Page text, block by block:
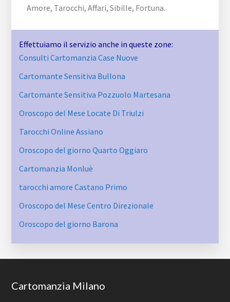
Amore, Tarocchi, Affari, Sibille, Fortuna.
Effettuiamo il servizio anche in queste zone:
Consulti Cartomanzia Case Nuove
Cartomante Sensitiva Bullona
Cartomante Sensitiva Pozzuolo Martesana
Oroscopo del Mese Locate Di Triulzi
Tarocchi Online Assiano
Oroscopo del giorno Quarto Oggiaro
Cartomanzia Monluè
tarocchi amore Castano Primo
Oroscopo del Mese Centro Direzionale
Oroscopo del giorno Barona
Footer
Cartomanzia Milano